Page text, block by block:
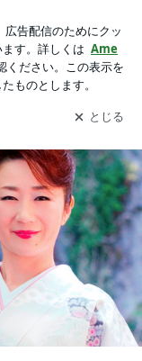
を受け取りまし
開く